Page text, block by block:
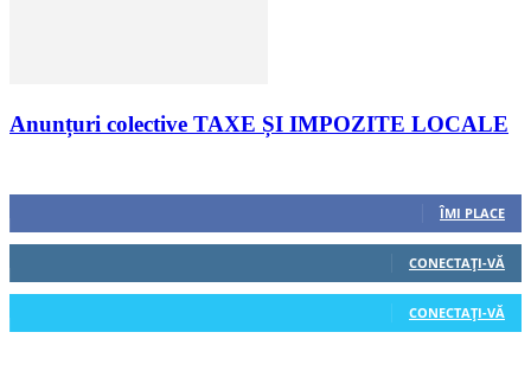
Anunțuri colective TAXE ȘI IMPOZITE LOCALE
ÎMI PLACE
CONECTAȚI-VĂ
CONECTAȚI-VĂ